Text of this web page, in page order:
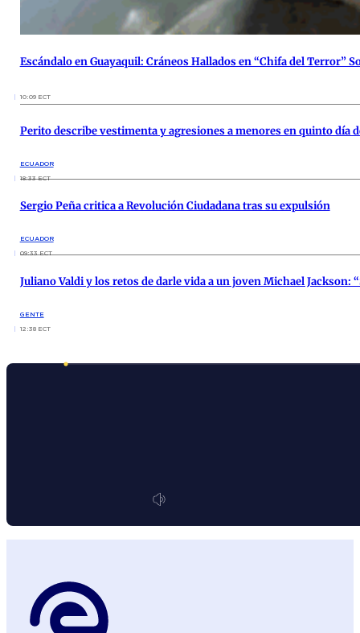
Escándalo en Guayaquil: Cráneos Hallados en “Chifa del Terror”
10:09 ECT
Perito describe vestimenta y agresiones a menores en quinto día
ECUADOR
18:33 ECT
Sergio Peña critica a Revolución Ciudadana tras su expulsión
ECUADOR
09:33 ECT
Juliano Valdi y los retos de darle vida a un joven Michael Jackson:
GENTE
12:38 ECT